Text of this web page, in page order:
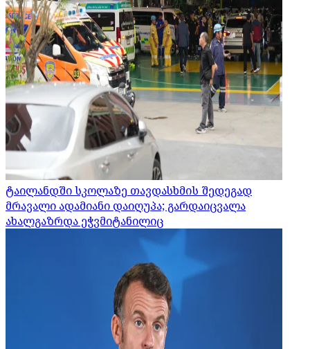
ტაილანდში სკოლაზე თავდასხმის შედეგად
მრავალი ადამიანი დაიღუპა; გარდაიცვალა
ახალგაზრდა ეჭვმიტანილიც